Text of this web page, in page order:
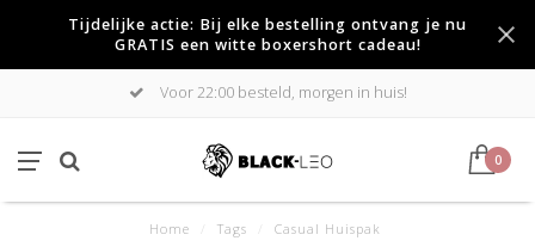
Tijdelijke actie: Bij elke bestelling ontvang je nu
GRATIS een witte boxershort cadeau!
Voor 22:00 besteld, morgen in huis!
0
Home Tags Casual Huispak